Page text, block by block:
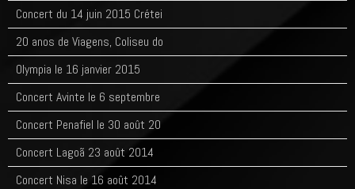
Concert du 14 juin 2015 Crétei
20 anos de Viagens, Coliseu do
Olympia le 16 janvier 2015
Concert Avinte le 6 septembre
Concert Penafiel le 30 août 20
Concert Lagoã 23 août 2014
Concert Nisa le 16 août 2014